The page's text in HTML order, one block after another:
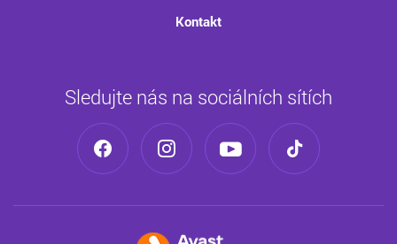
Kontakt
Sledujte nás na sociálních sítích